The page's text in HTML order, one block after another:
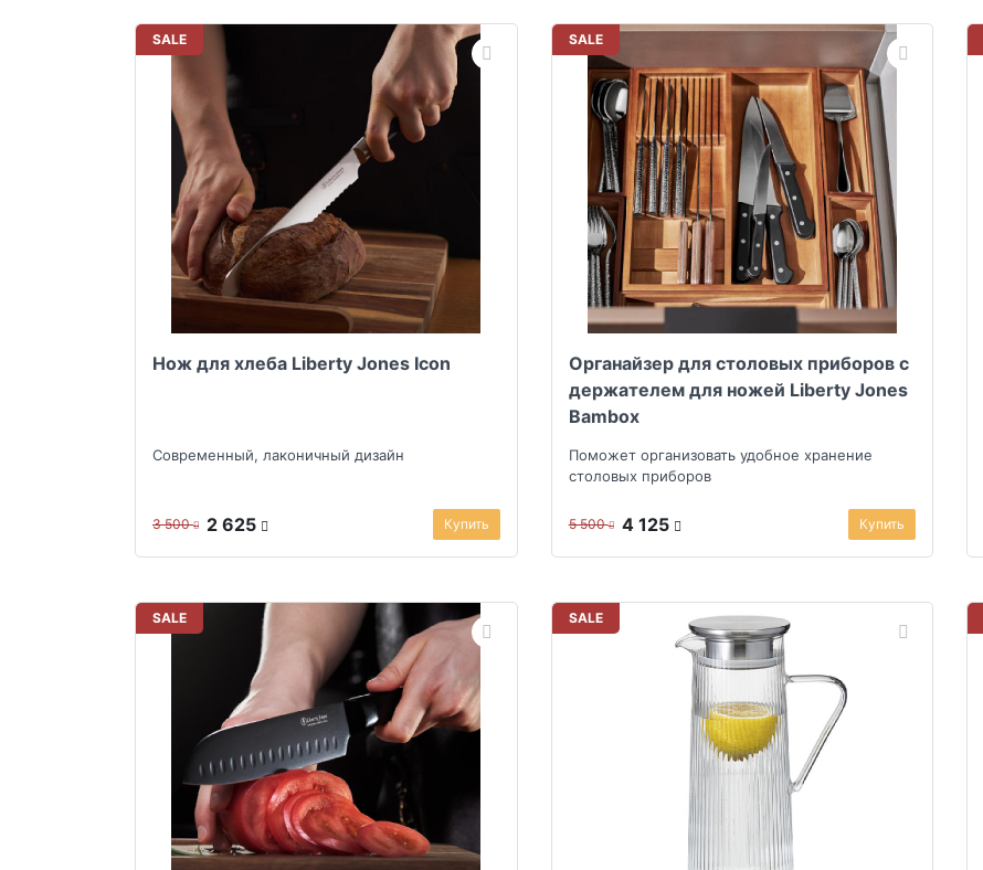
SALE
Нож для хлеба Liberty Jones Icon
Современный, лаконичный дизайн
3 500 2 625 Купить
SALE
Органайзер для столовых приборов с
держателем для ножей Liberty Jones
Bambox
Поможет организовать удобное хранение
столовых приборов
5 500 4 125 Купить
SALE SALE